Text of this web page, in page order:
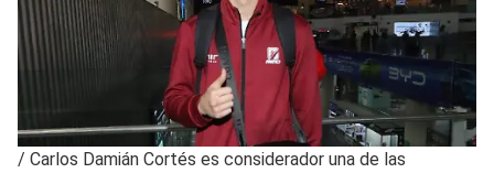
/ Carlos Damián Cortés es considerador una de las